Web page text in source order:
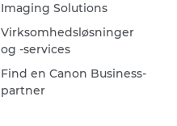
Imaging Solutions
Virksomhedsløsninger
og -services
Find en Canon Business-
partner